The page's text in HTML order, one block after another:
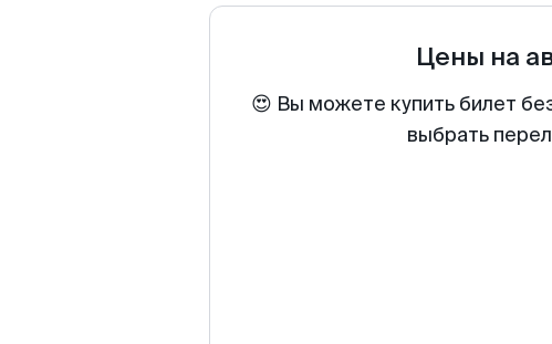
Цены на
😍 Вы можете купить билет
выбрать